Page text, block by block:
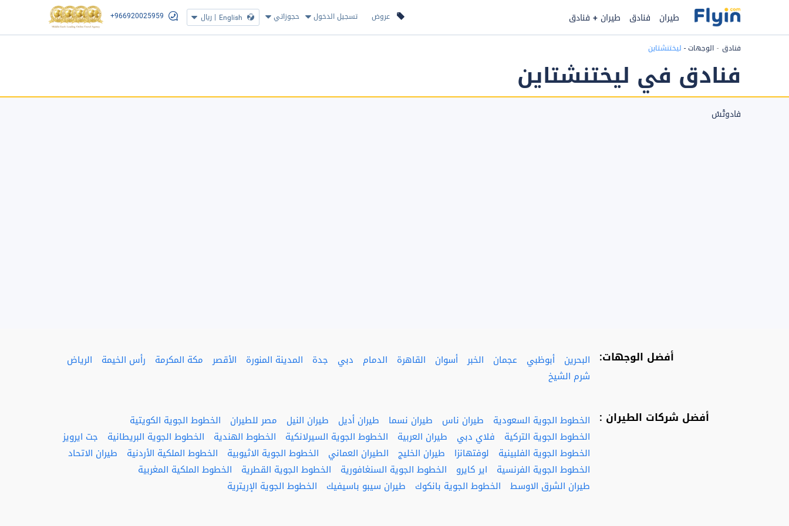
عروض تسجيل الدخول حجوزاتي English
| ريال +966920025959 طيران فنادق طيران + فنادق
فنادق الوجهات- ليختنشتاين
فنادق في ليختنشتاين
فادوتْسْ
أفضل الوجهات: البحرين أبوظبي عجمان الخبر أسوان القاهرة الدمام دبي جدة المدينة المنورة الأقصر مكة المكرمة رأس الخيمة
الرياض
شرم الشيخ
أفضل شركات الطيران : الخطوط الجوية السعودية طيران ناس طيران نسما طيران أديل طيران النيل مصر للطيران
الخطوط الجوية الكويتية
الخطوط الجوية التركية
فلاي دبي طيران العربية الخطوط الجوية السيرلانكية الخطوط الهندية الخطوط الجوية البريطانية
جت ايرويز
الخطوط الجوية الفلبينية
لوفتهانزا طيران الخليج الطيران العماني الخطوط الجوية الاثيوبية الخطوط الملكية الأردنية
طيران الاتحاد
الخطوط الجوية الفرنسية
اير كايرو الخطوط الجوية السنغافورية الخطوط الجوية القطرية
الخطوط الملكية المغربية
طيران الشرق الاوسط
الخطوط الجوية بانكوك طيران سيبو باسيفيك الخطوط الجوية الإريترية